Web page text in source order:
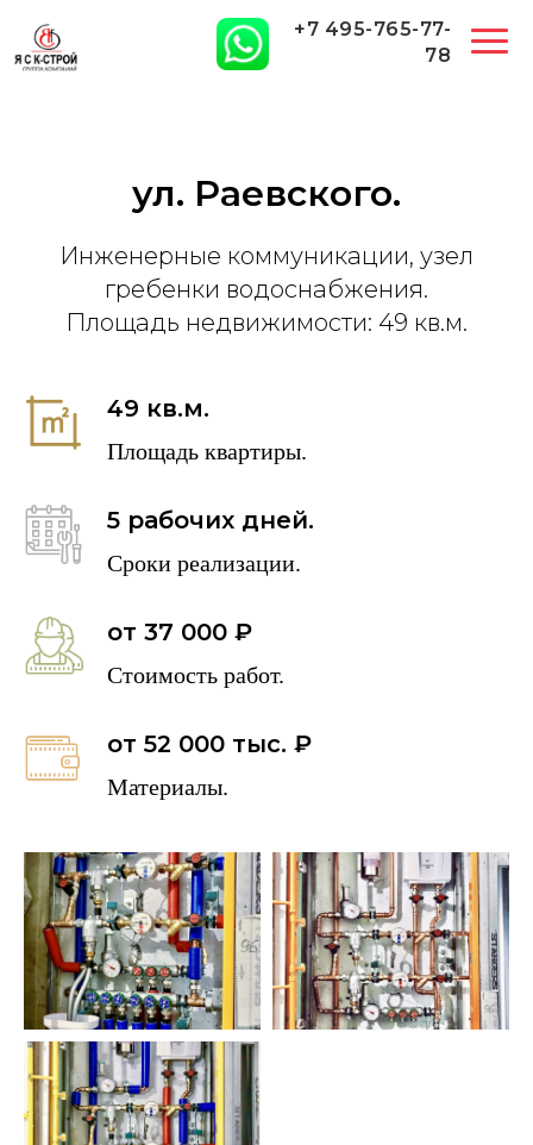
Электромонтаж
+7 495-765-77-
78
Инженерные сети Ремонт квартир
ул. Раевского.
Инженерные коммуникации, узел
гребенки водоснабжения.
Площадь недвижимости: 49 кв.м.
49 кв.м.
Площадь квартиры.
5 рабочих дней.
Сроки реализации.
от 37 000 ₽
Стоимость работ.
от 52 000 тыс. ₽
Материалы.